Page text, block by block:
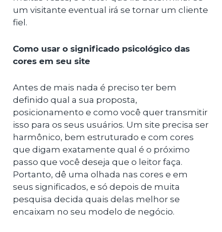
um visitante eventual irá se tornar um cliente
fiel.
Como usar o significado psicológico das
cores em seu site
Antes de mais nada é preciso ter bem
definido qual a sua proposta,
posicionamento e como você quer transmitir
isso para os seus usuários. Um site precisa ser
harmônico, bem estruturado e com cores
que digam exatamente qual é o próximo
passo que você deseja que o leitor faça.
Portanto, dê uma olhada nas cores e em
seus significados, e só depois de muita
pesquisa decida quais delas melhor se
encaixam no seu modelo de negócio.